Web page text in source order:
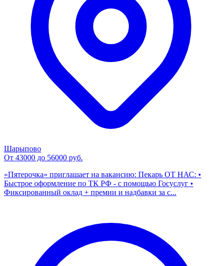
Шарыпово
От 43000 до 56000 руб.
«Пятерочка» приглашает на вакансию: Пекарь ОТ НАС: •
Быстрое оформление по ТК РФ - с помощью Госуслуг •
Фиксированный оклад + премии и надбавки за с...